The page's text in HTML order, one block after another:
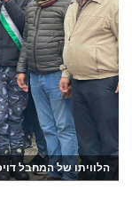
הלוויתו של המחבל